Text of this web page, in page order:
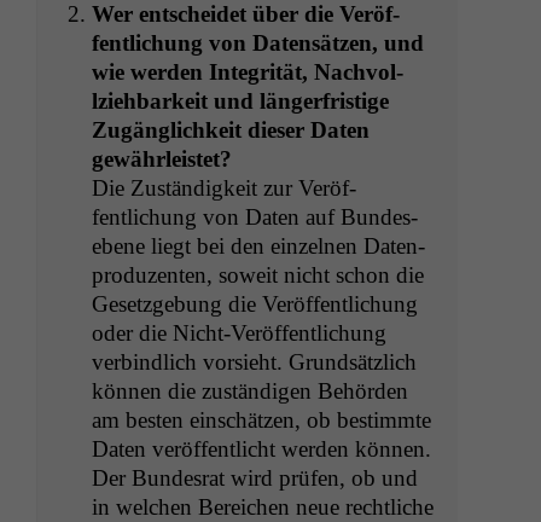
Wer entschei­det über die Veröf­
fentlichung von Daten­sätzen, und
wie wer­den Integrität, Nachvol­
lziehbarkeit und länger­fristige
Zugänglichkeit dieser Dat­en
gewährleistet?
Die Zuständigkeit zur Veröf­
fentlichung von Dat­en auf Bundes-
ebene liegt bei den einzel­nen Daten­
pro­duzen­ten, soweit nicht schon die
Geset­zge­bung die Veröf­fentlichung
oder die Nicht-Veröf­fentlichung
verbindlich vor­sieht. Grund­sät­zlich
kön­nen die zuständi­gen Behör­den
am besten ein­schätzen, ob bes­timmte
Dat­en veröf­fentlicht wer­den kön­nen.
Der Bun­desrat wird prüfen, ob und
in welchen Bere­ichen neue rechtliche